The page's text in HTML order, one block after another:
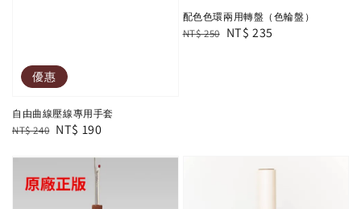
優惠
自由曲線壓線專用手套
Regular
NT$ 240 Sale
NT$ 190
配色色環兩用轉盤（色輪盤）
Regular
NT$ 250 Sale
NT$ 235